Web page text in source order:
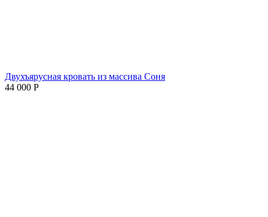
Двухъярусная кровать из массива Соня
44 000 Р